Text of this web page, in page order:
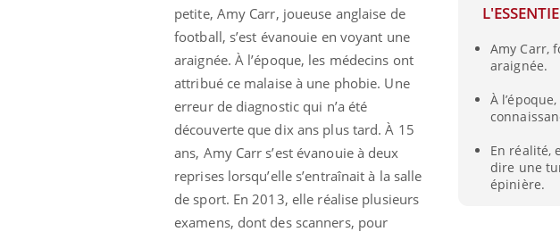
Amy Carr,
araignée.
À
En réalité,
dire une
épinière.
petite, Amy Carr, joueuse anglaise de
football, s’est évanouie en voyant une
araignée. À l’époque, les médecins ont
attribué ce malaise à une phobie. Une
erreur de diagnostic qui n’a été
découverte que dix ans plus tard. À 15
ans, Amy Carr s’est évanouie à deux
reprises lorsqu’elle s’entraînait à la salle
de sport. En 2013, elle réalise plusieurs
examens, dont des scanners, pour